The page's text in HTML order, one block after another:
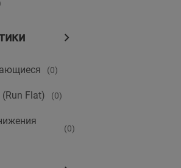
(0)
Flat) (0)
(0)